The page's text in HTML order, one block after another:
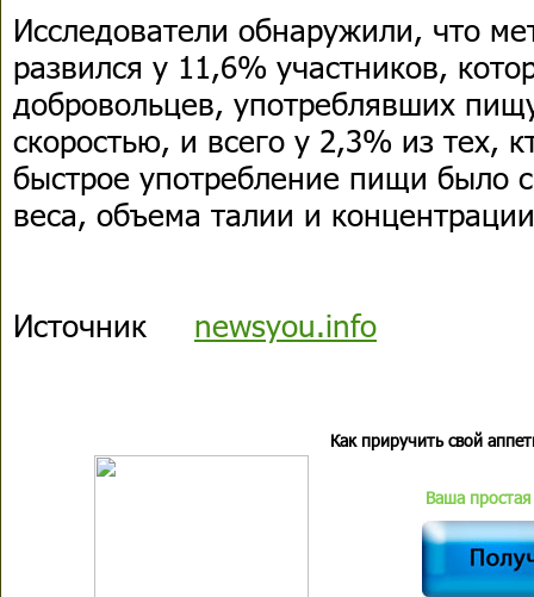
Исследователи обнаружили, что
развился у 11,6% участников,
добровольцев, употреблявших
скоростью, и всего у 2,3% из тех,
быстрое употребление пищи было
веса, объема талии и
Источник newsyou.info
Как приручить свой
Ваша